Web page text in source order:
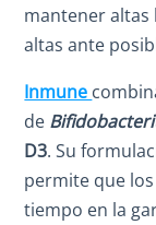
mantener altas
altas ante
Inmune
de
D3. Su
permite que
tiempo en la